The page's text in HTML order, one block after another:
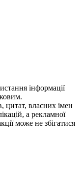
iнформацiї
цитат, власних імен
а рекламної
може не збiгатися